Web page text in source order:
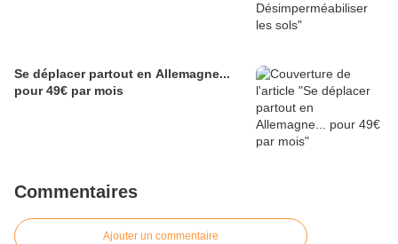
Se déplacer partout en Allemagne...
pour 49€ par mois
Commentaires
Ajouter un commentaire